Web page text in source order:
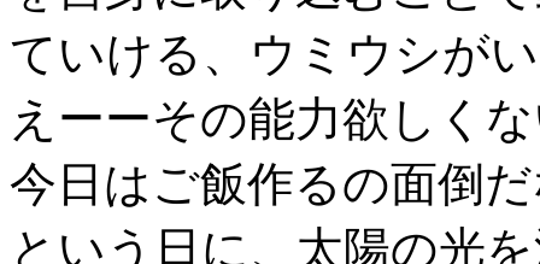
ていける、ウミウシが
えーーその能力欲しく
今日はご飯作るの面倒
という日に、太陽の光